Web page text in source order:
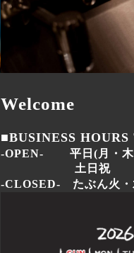
Welcome
■BUSINESS HOURS
-OPEN- 平日 (月・
土日祝
-CLOSED- たぶん火・